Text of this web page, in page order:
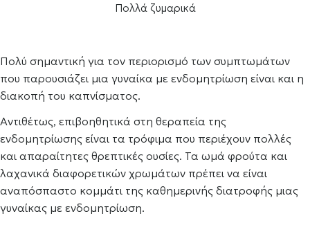
Πολλά ζυμαρικά
Πολύ σημαντική για τον περιορισμό των συμπτωμάτων
που παρουσιάζει μια γυναίκα με ενδομητρίωση είναι και η
διακοπή του καπνίσματος.
Αντιθέτως, επιβοηθητικά στη θεραπεία της
ενδομητρίωσης είναι τα τρόφιμα που περιέχουν πολλές
και απαραίτητες θρεπτικές ουσίες. Τα ωμά φρούτα και
λαχανικά διαφορετικών χρωμάτων πρέπει να είναι
αναπόσπαστο κομμάτι της καθημερινής διατροφής μιας
γυναίκας με ενδομητρίωση.